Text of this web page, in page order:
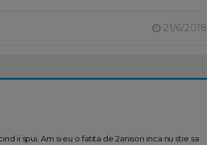
21/6/2018
ii spui. Am si eu o fatita de 2anisori inca nu stie sa